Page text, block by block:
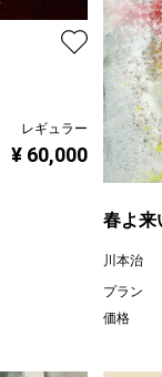
レギュラー
¥ 60,000
春よ来
川本治
プラン
価格